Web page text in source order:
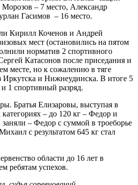
Морозов – 7 место, Александр
Гасимов – 16 место.
Кирилл Коченов и Андрей
мест (остановились на пятом
норматив 2 спортивного
Катасонов после приседания и
месте, но к сожалению в тяге
Иркутска и Нижнеудинска. В итоге 5
1 спортивный разряд.
Братья Елизаровы, выступая в
– до 120 кг – Федор и
– Федор с суммой в троеборье
с результатом 645 кг стал
области до 16 лет в
ребятам успехов.